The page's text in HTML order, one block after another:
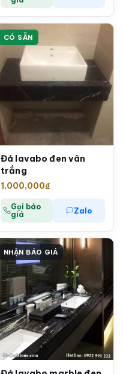
CÓ SẴN
Đá lavabo đen vân
trắng
1,000,000₫
Gọi báo
giá
Zalo
NHẬN BÁO GIÁ